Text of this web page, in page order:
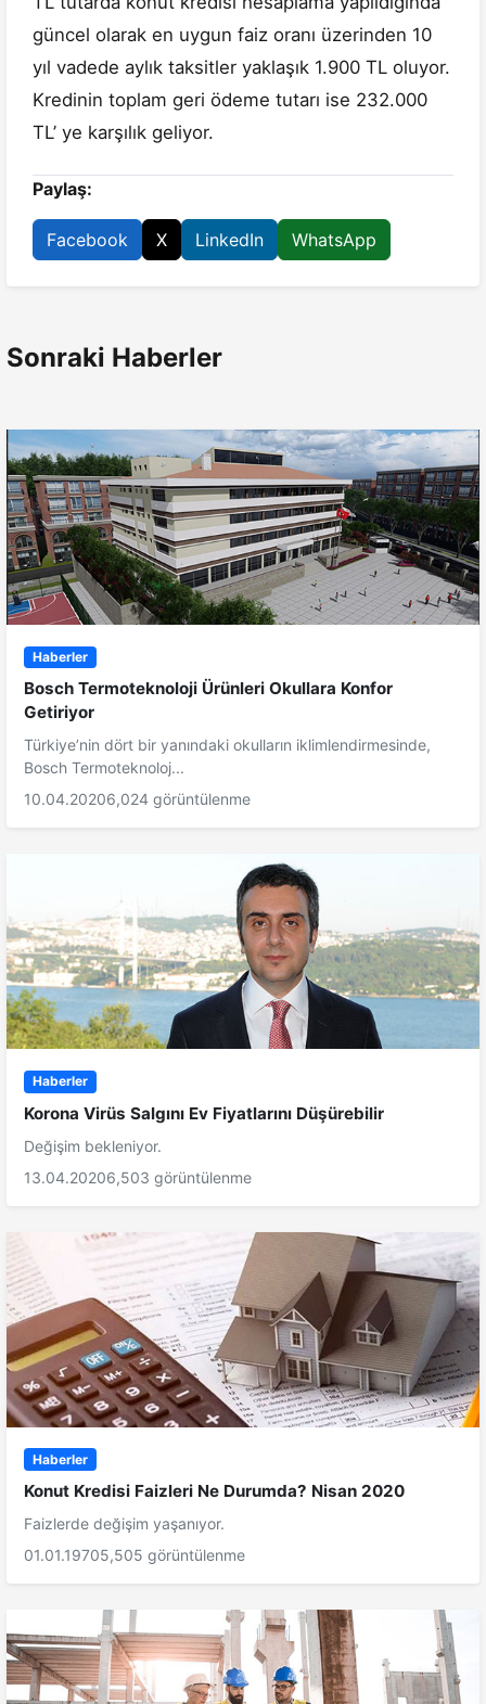
güncel olarak en uygun faiz oranı üzerinden 10
yıl vadede aylık taksitler yaklaşık 1.900 TL oluyor.
Kredinin toplam geri ödeme tutarı ise 232.000
TL’ ye karşılık geliyor.
Paylaş:
Facebook X LinkedIn WhatsApp
Sonraki Haberler
Haberler
Bosch Termoteknoloji Ürünleri Okullara Konfor
Getiriyor
Türkiye’nin dört bir yanındaki okulların iklimlendirmesinde,
Bosch Termoteknoloj...
10.04.20206,024 görüntülenme
Haberler
Korona Virüs Salgını Ev Fiyatlarını Düşürebilir
Değişim bekleniyor.
13.04.20206,503 görüntülenme
Haberler
Konut Kredisi Faizleri Ne Durumda? Nisan 2020
Faizlerde değişim yaşanıyor.
01.01.19705,505 görüntülenme